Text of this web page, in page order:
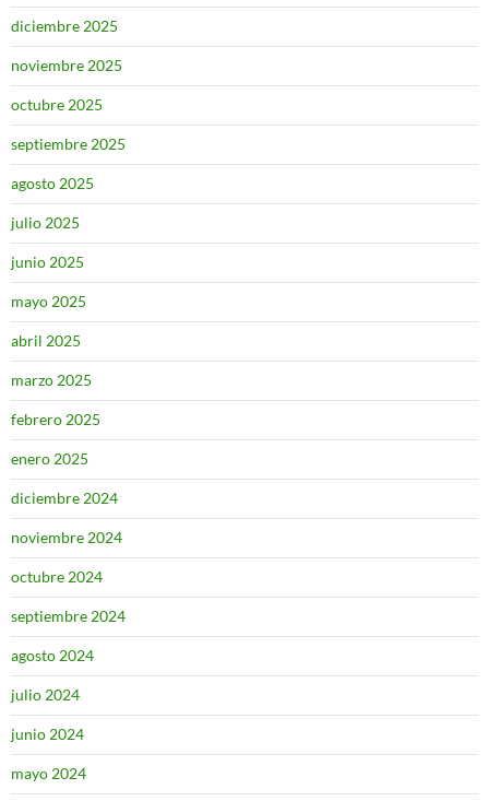
diciembre 2025
noviembre 2025
octubre 2025
septiembre 2025
agosto 2025
julio 2025
junio 2025
mayo 2025
abril 2025
marzo 2025
febrero 2025
enero 2025
diciembre 2024
noviembre 2024
octubre 2024
septiembre 2024
agosto 2024
julio 2024
junio 2024
mayo 2024